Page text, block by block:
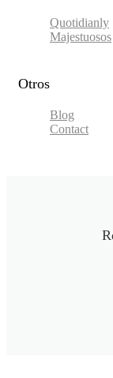
Quotidianly
Majestuosos
Otros
Blog
Contact